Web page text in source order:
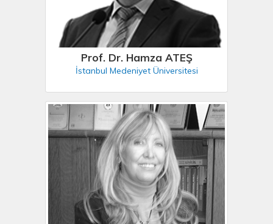
Prof. Dr. Hamza ATEŞ
İstanbul Medeniyet Üniversitesi